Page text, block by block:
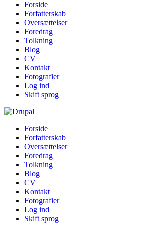
Forside
Forfatterskab
Oversættelser
Foredrag
Tolkning
Blog
CV
Kontakt
Fotografier
Log ind
Skift sprog
Forside
Forfatterskab
Oversættelser
Foredrag
Tolkning
Blog
CV
Kontakt
Fotografier
Log ind
Skift sprog